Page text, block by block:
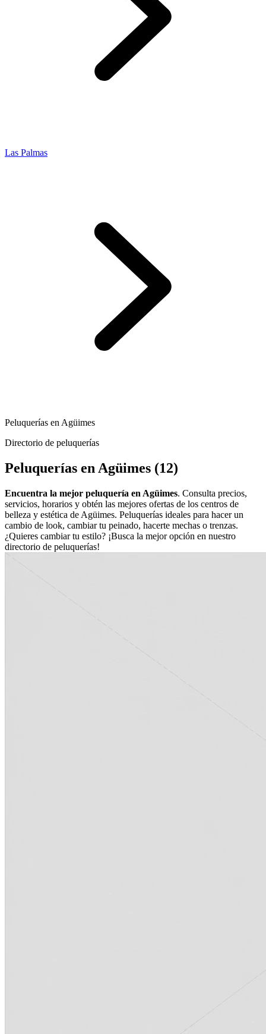
Las Palmas
Peluquerías en Agüimes
Directorio de peluquerías
Peluquerías en Agüimes (12)
Encuentra la mejor peluquería en Agüimes. Consulta precios,
servicios, horarios y obtén las mejores ofertas de los centros de
belleza y estética de Agüimes. Peluquerías ideales para hacer un
cambio de look, cambiar tu peinado, hacerte mechas o trenzas.
¿Quieres cambiar tu estilo? ¡Busca la mejor opción en nuestro
directorio de peluquerías!